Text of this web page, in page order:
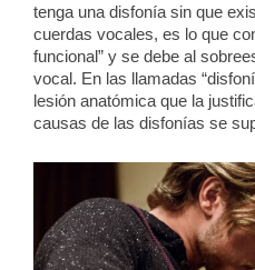
tenga una disfonía sin que
cuerdas vocales, es lo que
funcional” y se debe al
vocal. En las llamadas
lesión anatómica que la
causas de las disfonías se